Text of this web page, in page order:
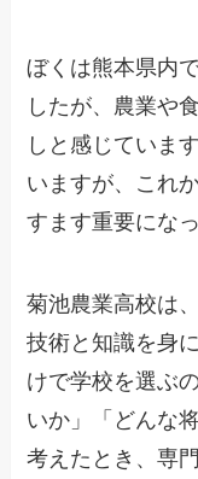
ぼくは熊本県内
したが、農業や
しと感じていま
いますが、これ
すます重要にな
菊池農業高校は
技術と知識を身
けで学校を選ぶ
いか」「どんな
考えたとき、専